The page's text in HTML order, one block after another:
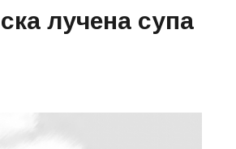
лучена супа